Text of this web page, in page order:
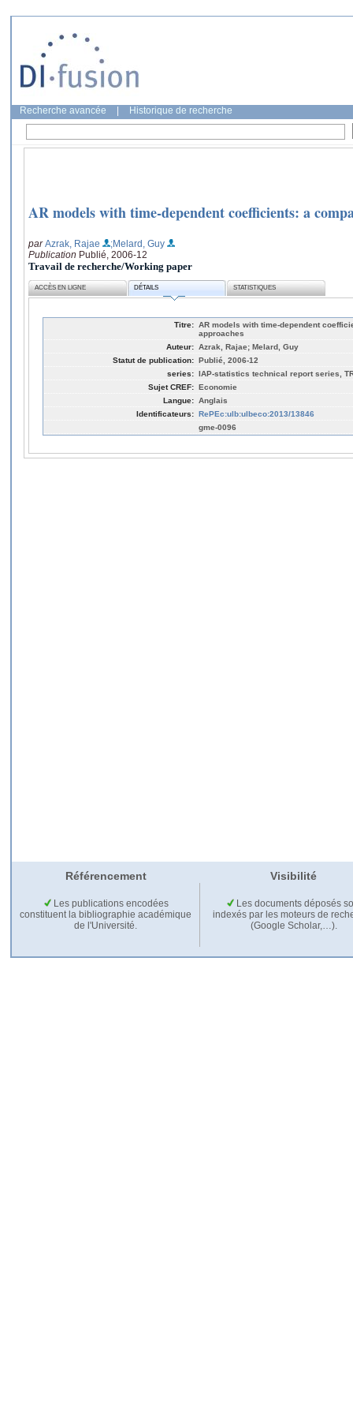
Recherche avancée Historique de recherche
AR models with time-dependent coefficients: a
parAzrak, Rajae
;Melard, Guy
Publication Publié, 2006-12
Travail de recherche/Working paper
ACCÈS EN LIGNE DÉTAILS STATISTIQUES
Titre: AR models with time-dependent
approaches
Auteur: Azrak, Rajae; Melard, Guy
Statut de publication: Publié, 2006-12
series: IAP-statistics technical report series,
Sujet CREF: Economie
Langue: Anglais
Identificateurs: RePEc:ulb:ulbeco:2013/13846
gme-0096
Référencement Visibilité
Les publications encodées
constituent la bibliographie académique
de l'Université.
Les documents déposés
indexés par les moteurs de
(Google Scholar,…).